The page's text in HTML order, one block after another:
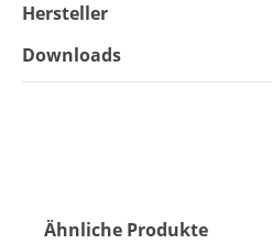
Hersteller
Downloads
Produktgalerie überspringen
Ähnliche Produkte